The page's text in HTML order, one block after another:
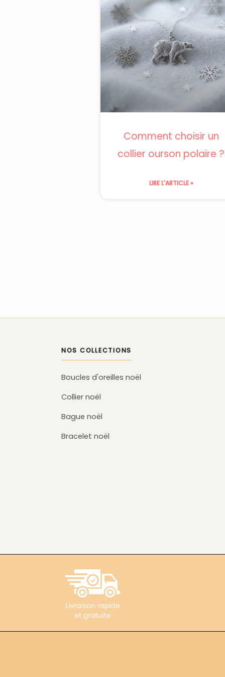
Comment choisir un
collier ourson polaire ?
LIRE L'ARTICLE »
NOS COLLECTIONS
Boucles d'oreilles noël
Collier noël
Bague noël
Bracelet noël